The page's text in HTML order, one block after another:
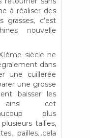
à réaliser des
grasses, c’est
nouvelle
siècle ne
dans
une cuillerée
une grosse
baisser les
ainsi cet
plus
tailles,
pailles…cela